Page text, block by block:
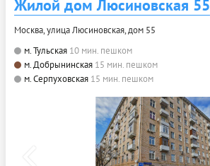
Жилой дом Люсиновская 55
Москва, улица Люсиновская, дом 55
м. Тульская 10 мин. пешком
м. Добрынинская 15 мин. пешком
м. Серпуховская 15 мин. пешком